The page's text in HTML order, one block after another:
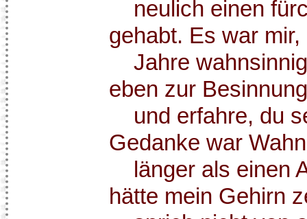
neulich einen
gehabt. Es war
Jahre
eben zur
und erfahre, du
Gedanke war
länger als einen
hätte mein Gehirn